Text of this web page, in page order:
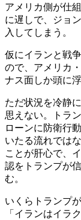
アメリカ側が仕
に遅しで、ジョ
入してしまう。
仮にイランと戦
ので、アメリカ
ナス面しか頭に
ただ状況を冷静
思えない。トラ
ローンに防衛行
いたる流れでは
ことが肝心で、
認をトランプが
む。
いくらトランプ
「イランはイラ